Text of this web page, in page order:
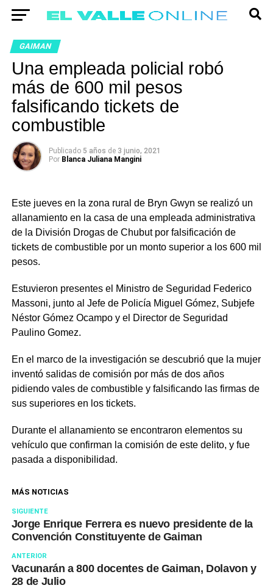
GAIMAN
Una empleada policial robó
más de 600 mil pesos
falsificando tickets de
combustible
Publicado 5 años de 3 junio, 2021
Por Blanca Juliana Mangini
Este jueves en la zona rural de Bryn Gwyn se realizó un
allanamiento en la casa de una empleada administrativa
de la División Drogas de Chubut por falsificación de
tickets de combustible por un monto superior a los 600 mil
pesos.
Estuvieron presentes el Ministro de Seguridad Federico
Massoni, junto al Jefe de Policía Miguel Gómez, Subjefe
Néstor Gómez Ocampo y el Director de Seguridad
Paulino Gomez.
En el marco de la investigación se descubrió que la mujer
inventó salidas de comisión por más de dos años
pidiendo vales de combustible y falsificando las firmas de
sus superiores en los tickets.
Durante el allanamiento se encontraron elementos su
vehículo que confirman la comisión de este delito, y fue
pasada a disponibilidad.
MÁS NOTICIAS
SIGUIENTE
Jorge Enrique Ferrera es nuevo presidente de la
Convención Constituyente de Gaiman
ANTERIOR
Vacunarán a 800 docentes de Gaiman, Dolavon y
28 de Julio